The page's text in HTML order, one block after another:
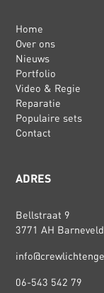
Home
Over ons
Nieuws
Portfolio
Video & Regie
Reparatie
Populaire sets
Contact
ADRES
Bellstraat 9
3771 AH Barneveld
06-543 542 79